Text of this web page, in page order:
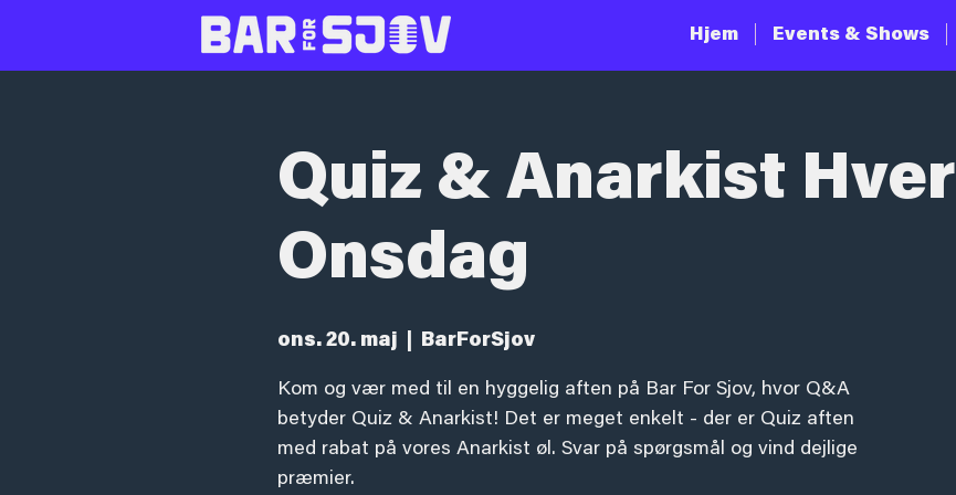
Hjem Events & Shows
Quiz & Anarkist Hver
Onsdag
ons. 20. maj BarForSjov
Kom og vær med til en hyggelig aften på Bar For Sjov, hvor Q&A
betyder Quiz & Anarkist! Det er meget enkelt - der er Quiz aften
med rabat på vores Anarkist øl. Svar på spørgsmål og vind dejlige
præmier.